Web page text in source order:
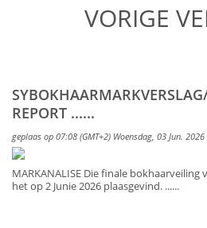
VORIGE
REPORT ......
geplaas op 07:08 (GMT+2) Woensdag, 03 Jun. 2026
MARKANALISE Die finale bokhaarveiling
het op 2 Junie 2026 plaasgevind. ......